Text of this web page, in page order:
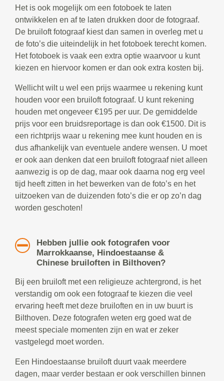
Het is ook mogelijk om een fotoboek te laten
ontwikkelen en af te laten drukken door de fotograaf.
De bruiloft fotograaf kiest dan samen in overleg met u
de foto’s die uiteindelijk in het fotoboek terecht komen.
Het fotoboek is vaak een extra optie waarvoor u kunt
kiezen en hiervoor komen er dan ook extra kosten bij.
Wellicht wilt u wel een prijs waarmee u rekening kunt
houden voor een bruiloft fotograaf. U kunt rekening
houden met ongeveer €195 per uur. De gemiddelde
prijs voor een bruidsreportage is dan ook €1500. Dit is
een richtprijs waar u rekening mee kunt houden en is
dus afhankelijk van eventuele andere wensen. U moet
er ook aan denken dat een bruiloft fotograaf niet alleen
aanwezig is op de dag, maar ook daarna nog erg veel
tijd heeft zitten in het bewerken van de foto’s en het
uitzoeken van de duizenden foto’s die er op zo’n dag
worden geschoten!
Hebben jullie ook fotografen voor
Marrokkaanse, Hindoestaanse &
Chinese bruiloften in Bilthoven?
Bij een bruiloft met een religieuze achtergrond, is het
verstandig om ook een fotograaf te kiezen die veel
ervaring heeft met deze bruiloften en in uw buurt is
Bilthoven. Deze fotografen weten erg goed wat de
meest speciale momenten zijn en wat er zeker
vastgelegd moet worden.
Een Hindoestaanse bruiloft duurt vaak meerdere
dagen, maar verder bestaan er ook verschillen binnen